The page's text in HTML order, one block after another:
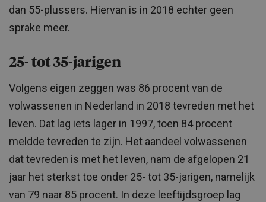
dan 55-plussers. Hiervan is in 2018 echter geen
sprake meer.
25- tot 35-jarigen
Volgens eigen zeggen was 86 procent van de
volwassenen in Nederland in 2018 tevreden met het
leven. Dat lag iets lager in 1997, toen 84 procent
meldde tevreden te zijn. Het aandeel volwassenen
dat tevreden is met het leven, nam de afgelopen 21
jaar het sterkst toe onder 25- tot 35-jarigen, namelijk
van 79 naar 85 procent. In deze leeftijdsgroep lag